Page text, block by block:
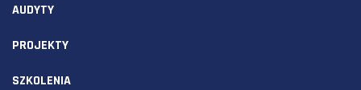
AUDYTY
PROJEKTY
SZKOLENIA